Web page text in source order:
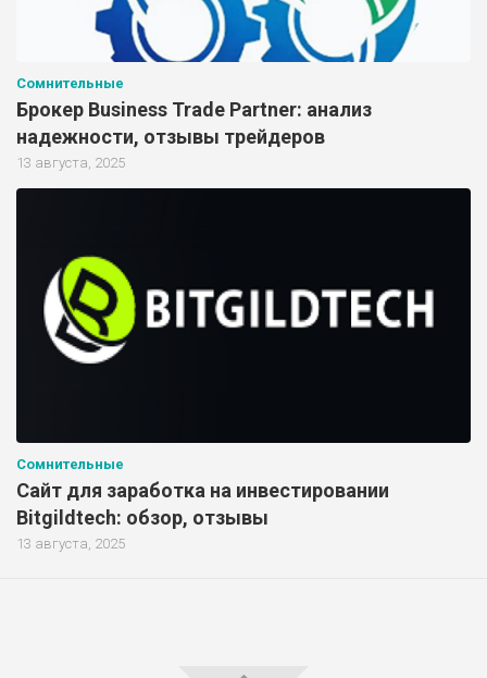
Сомнительные
Брокер Business Trade Partner: анализ
надежности, отзывы трейдеров
13 августа, 2025
Сомнительные
Сайт для заработка на инвестировании
Bitgildtech: обзор, отзывы
13 августа, 2025